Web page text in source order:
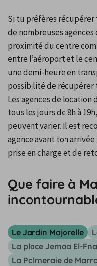
Si tu préfères
de nombreuses
proximité du centre
entre l’aéroport et le
une demi-heure en
possibilité de récupérer
Les agences de
tous les jours de 8h à
peuvent varier. Il est
agence avant ton
prise en charge et de
Que faire à
Le Jardin Majorelle
La place Jemaa El-Fna
La Palmeraie de